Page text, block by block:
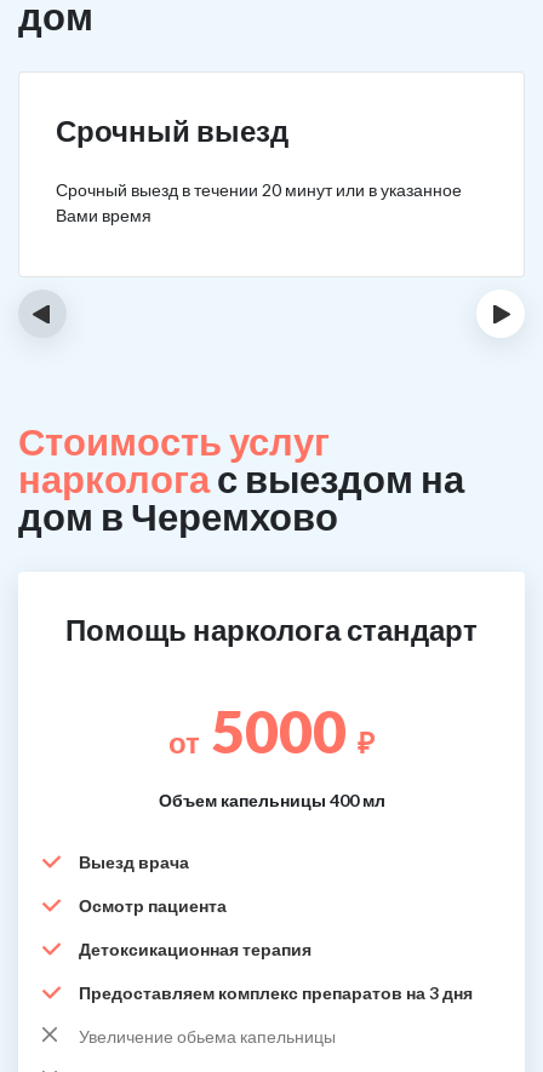
дом
Срочный выезд
Срочный выезд в течении 20 минут или в указанное
Вами время
‹ ›
Стоимость услуг
наркологас выездом на
дом в Черемхово
Помощь нарколога стандарт
от 5000 ₽
Объем капельницы 400 мл
Выезд врача
Осмотр пациента
Детоксикационная терапия
Предоставляем комплекс препаратов на 3 дня
Увеличение обьема капельницы